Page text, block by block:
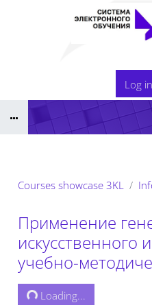
Сайт образовательной
Тех. поддержка
Сдать технологическую
Реестр ЭОР ДПО 2025
Log in
Courses showcase 3KL
Применение
искусственного
учебно-
Loading...